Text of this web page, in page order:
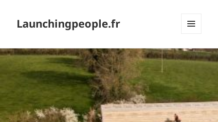
Launchingpeople.fr
MENU
ET
WIDGETS